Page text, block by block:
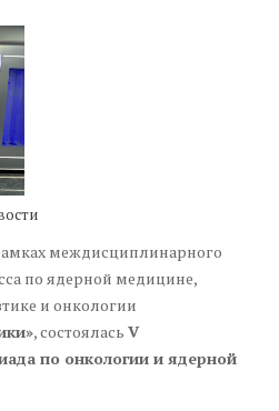
междисциплинарного
по ядерной медицине,
и онкологии
, состоялась V
по онкологии и ядерной